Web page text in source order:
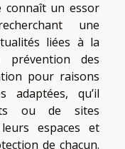
connaît un essor
une
liées à la
prévention des
pour raisons
adaptées, qu’il
ou de sites
espaces et
de chacun.